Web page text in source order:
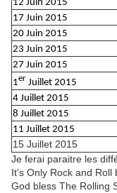
12 Juin 2015
17 Juin 2015
20 Juin 2015
23 Juin 2015
27 Juin 2015
1er Juillet 2015
4 Juillet 2015
8 Juillet 2015
11 Juillet 2015
15 Juillet 2015
Je ferai paraitre les
It's Only Rock and Roll
God bless The Rolling